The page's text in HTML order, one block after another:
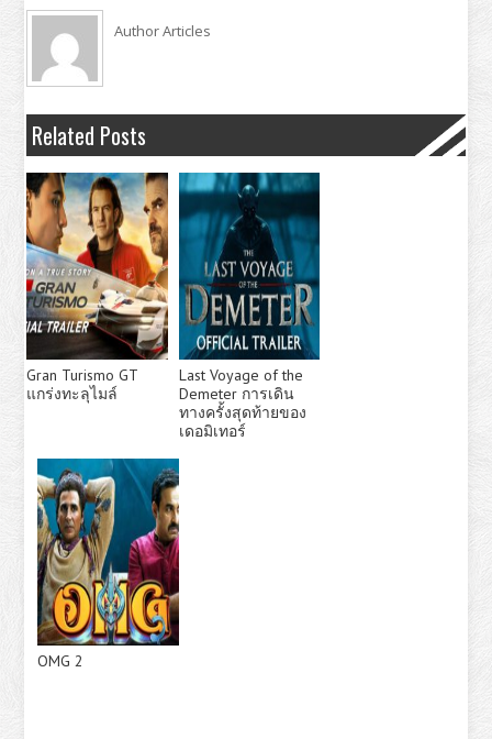
Author Articles
Related Posts
Gran Turismo GT
แกร่งทะลุไมล์
Last Voyage of the
Demeter การเดิน
ทางครั้งสุดท้ายของ
เดอมิเทอร์
OMG 2